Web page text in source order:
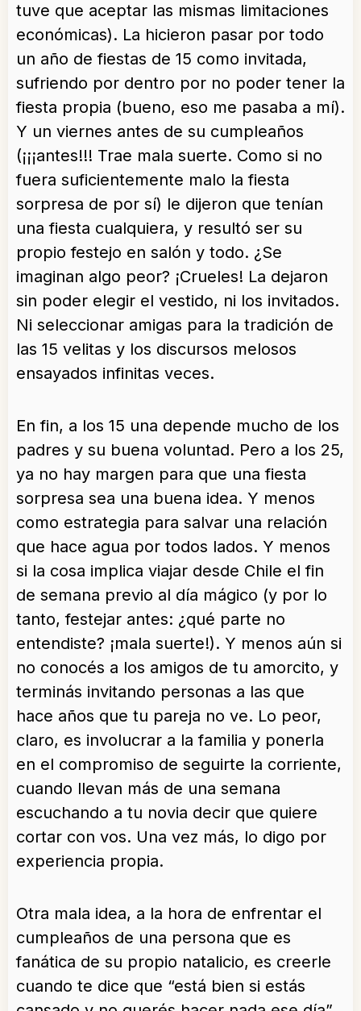
tuve que aceptar las mismas limitaciones
económicas). La hicieron pasar por todo
un año de fiestas de 15 como invitada,
sufriendo por dentro por no poder tener la
fiesta propia (bueno, eso me pasaba a mí).
Y un viernes antes de su cumpleaños
(¡¡¡antes!!! Trae mala suerte. Como si no
fuera suficientemente malo la fiesta
sorpresa de por sí) le dijeron que tenían
una fiesta cualquiera, y resultó ser su
propio festejo en salón y todo. ¿Se
imaginan algo peor? ¡Crueles! La dejaron
sin poder elegir el vestido, ni los invitados.
Ni seleccionar amigas para la tradición de
las 15 velitas y los discursos melosos
ensayados infinitas veces.
En fin, a los 15 una depende mucho de los
padres y su buena voluntad. Pero a los 25,
ya no hay margen para que una fiesta
sorpresa sea una buena idea. Y menos
como estrategia para salvar una relación
que hace agua por todos lados. Y menos
si la cosa implica viajar desde Chile el fin
de semana previo al día mágico (y por lo
tanto, festejar antes: ¿qué parte no
entendiste? ¡mala suerte!). Y menos aún si
no conocés a los amigos de tu amorcito, y
terminás invitando personas a las que
hace años que tu pareja no ve. Lo peor,
claro, es involucrar a la familia y ponerla
en el compromiso de seguirte la corriente,
cuando llevan más de una semana
escuchando a tu novia decir que quiere
cortar con vos. Una vez más, lo digo por
experiencia propia.
Otra mala idea, a la hora de enfrentar el
cumpleaños de una persona que es
fanática de su propio natalicio, es creerle
cuando te dice que “está bien si estás